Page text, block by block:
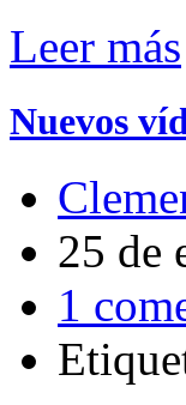
Leer más
Nuevos
25 de
1